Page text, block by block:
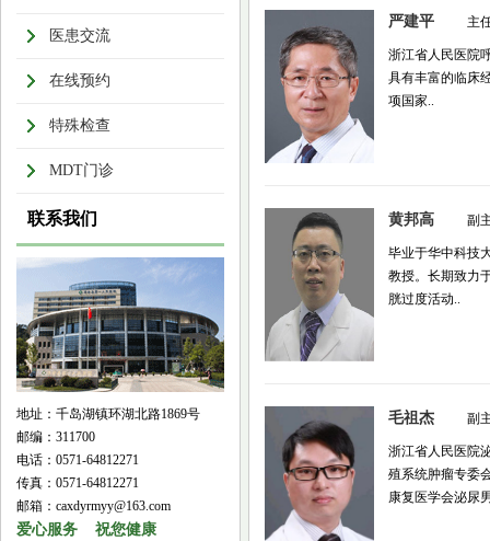
医患交流
在线预约
特殊检查
MDT门诊
联系我们
地址：千岛湖镇环湖北路1869号
邮编：311700
电话：0571-64812271
传真：0571-64812271
邮箱：caxdyrmyy@163.com
爱心服务 祝您健康
严建平 主
浙江省人民医院
具有丰富的临床
项国家..
黄邦高 副
毕业于华中科技
教授。长期致力
胱过度活动..
毛祖杰 副
浙江省人民医院
殖系统肿瘤专委
康复医学会泌尿